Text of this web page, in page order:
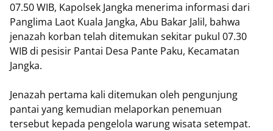
07.50 WIB, Kapolsek Jangka menerima informasi dari
Panglima Laot Kuala Jangka, Abu Bakar Jalil, bahwa
jenazah korban telah ditemukan sekitar pukul 07.30
WIB di pesisir Pantai Desa Pante Paku, Kecamatan
Jangka.
Jenazah pertama kali ditemukan oleh pengunjung
pantai yang kemudian melaporkan penemuan
tersebut kepada pengelola warung wisata setempat.